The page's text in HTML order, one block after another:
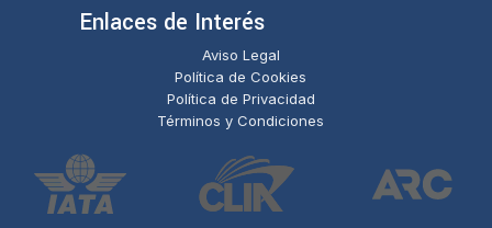
Enlaces de Interés
Aviso Legal
Política de Cookies
Política de Privacidad
Términos y Condiciones